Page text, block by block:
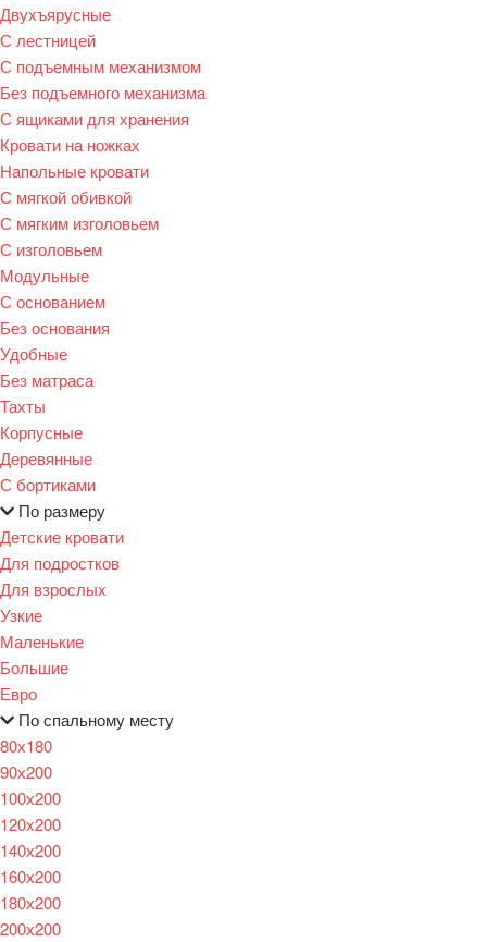
Двухъярусные
С лестницей
С подъемным механизмом
Без подъемного механизма
С ящиками для хранения
Кровати на ножках
Напольные кровати
С мягкой обивкой
С мягким изголовьем
С изголовьем
Модульные
С основанием
Без основания
Удобные
Без матраса
Тахты
Корпусные
Деревянные
С бортиками
По размеру
Детские кровати
Для подростков
Для взрослых
Узкие
Маленькие
Большие
Евро
По спальному месту
80х180
90х200
100х200
120x200
140х200
160х200
180х200
200х200